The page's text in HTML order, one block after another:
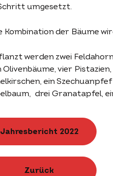
umgesetzt.
Kombination der Bäume
werden zwei
Olivenbäume, vier
ein
drei Granatapfel,
Jahresbericht 2022
Zurück